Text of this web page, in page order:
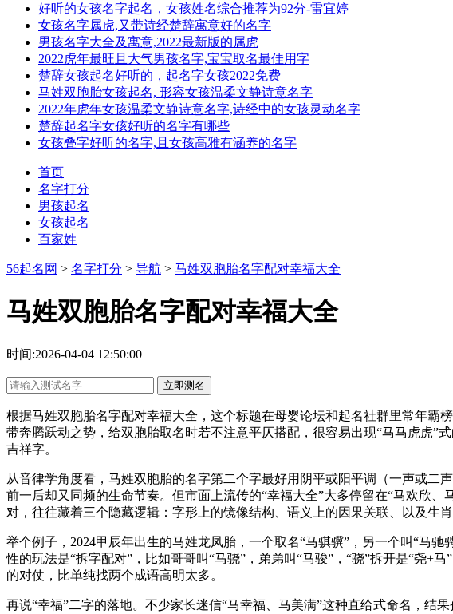
好听的女孩名字起名，女孩姓名综合推荐为92分-雷宜婷
女孩名字属虎,又带诗经楚辞寓意好的名字
男孩名字大全及寓意,2022最新版的属虎
2022虎年最旺且大气男孩名字,宝宝取名最佳用字
楚辞女孩起名好听的，起名字女孩2022免费
马姓双胞胎女孩起名, 形容女孩温柔文静诗意名字
2022年虎年女孩温柔文静诗意名字,诗经中的女孩灵动名字
楚辞起名字女孩好听的名字有哪些
女孩叠字好听的名字,且女孩高雅有涵养的名字
首页
名字打分
男孩起名
女孩起名
百家姓
56起名网 > 名字打分 > 导航 > 马姓双胞胎名字配对幸福大全
马姓双胞胎名字配对幸福大全
时间:2026-04-04 12:50:00
立即测名
根据马姓双胞胎名字配对幸福大全，这个标题在母婴论坛和起名社群里常年霸
带奔腾跃动之势，给双胞胎取名时若不注意平仄搭配，很容易出现“马马虎虎”
吉祥字。
从音律学角度看，马姓双胞胎的名字第二个字最好用阴平或阳平调（一声或二
前一后却又同频的生命节奏。但市面上流传的“幸福大全”大多停留在“马欢欣
对，往往藏着三个隐藏逻辑：字形上的镜像结构、语义上的因果关联、以及生肖
举个例子，2024甲辰年出生的马姓龙凤胎，一个取名“马骐骥”，另一个叫“马
性的玩法是“拆字配对”，比如哥哥叫“马骁”，弟弟叫“马骏”，“骁”拆开是“尧+
的对仗，比单纯找两个成语高明太多。
再说“幸福”二字的落地。不少家长迷信“马幸福、马美满”这种直给式命名，